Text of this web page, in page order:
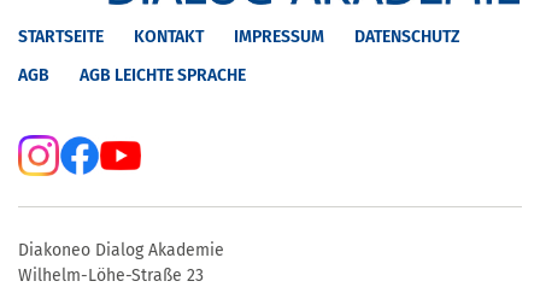
STARTSEITE KONTAKT IMPRESSUM
DATENSCHUTZ
AGB
AGB LEICHTE SPRACHE
Diakoneo Dialog Akademie
Wilhelm-Löhe-Straße 23